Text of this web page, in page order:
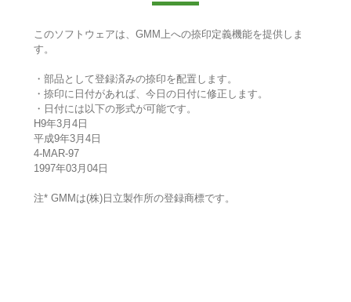
このソフトウェアは、GMM上への捺印定義機能を提供しま
す。
・部品として登録済みの捺印を配置します。
・捺印に日付があれば、今日の日付に修正します。
・日付には以下の形式が可能です。
H9年3月4日
平成9年3月4日
4-MAR-97
1997年03月04日
注* GMMは(株)日立製作所の登録商標です。